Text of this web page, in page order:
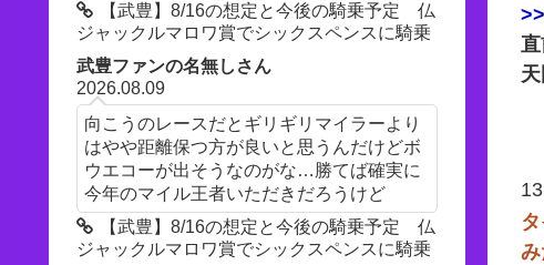
【武豊】8/16の想定と今後の騎乗予定 仏
ジャックルマロワ賞でシックスペンスに騎乗
武豊ファンの名無しさん
2026.08.09
向こうのレースだとギリギリマイラーより
はやや距離保つ方が良いと思うんだけどボ
ウエコーが出そうなのがな…勝てば確実に
今年のマイル王者いただきだろうけど
【武豊】8/16の想定と今後の騎乗予定 仏
ジャックルマロワ賞でシックスペンスに騎乗